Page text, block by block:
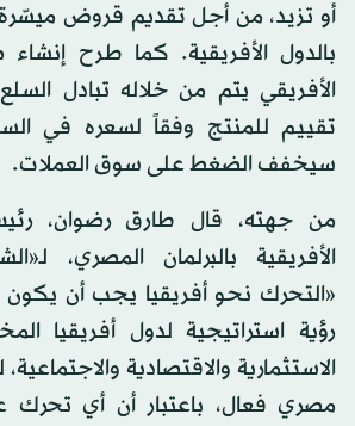
أو تزيد، من أجل تقديم قروض ميسّرة
بالدول الأفريقية. كما طرح
الأفريقي يتم من خلاله تبادل
تقييم للمنتج وفقاً لسعره في
سيخفف الضغط على سوق العملات.
من جهته، قال طارق رضوان،
الأفريقية بالبرلمان المصري،
«التحرك نحو أفريقيا يجب أن
رؤية استراتيجية لدول أفريقيا
الاستثمارية والاقتصادية
مصري فعال، باعتبار أن أي تحرك